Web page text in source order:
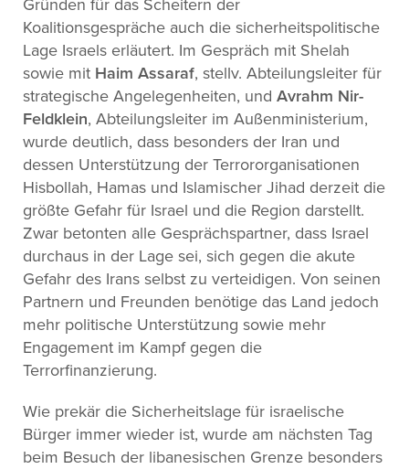
Gründen für das Scheitern der
Koalitionsgespräche auch die sicherheitspolitische
Lage Israels erläutert. Im Gespräch mit Shelah
sowie mit Haim Assaraf, stellv. Abteilungsleiter für
strategische Angelegenheiten, und Avrahm Nir-
Feldklein, Abteilungsleiter im Außenministerium,
wurde deutlich, dass besonders der Iran und
dessen Unterstützung der Terrororganisationen
Hisbollah, Hamas und Islamischer Jihad derzeit die
größte Gefahr für Israel und die Region darstellt.
Zwar betonten alle Gesprächspartner, dass Israel
durchaus in der Lage sei, sich gegen die akute
Gefahr des Irans selbst zu verteidigen. Von seinen
Partnern und Freunden benötige das Land jedoch
mehr politische Unterstützung sowie mehr
Engagement im Kampf gegen die
Terrorfinanzierung.
Wie prekär die Sicherheitslage für israelische
Bürger immer wieder ist, wurde am nächsten Tag
beim Besuch der libanesischen Grenze besonders